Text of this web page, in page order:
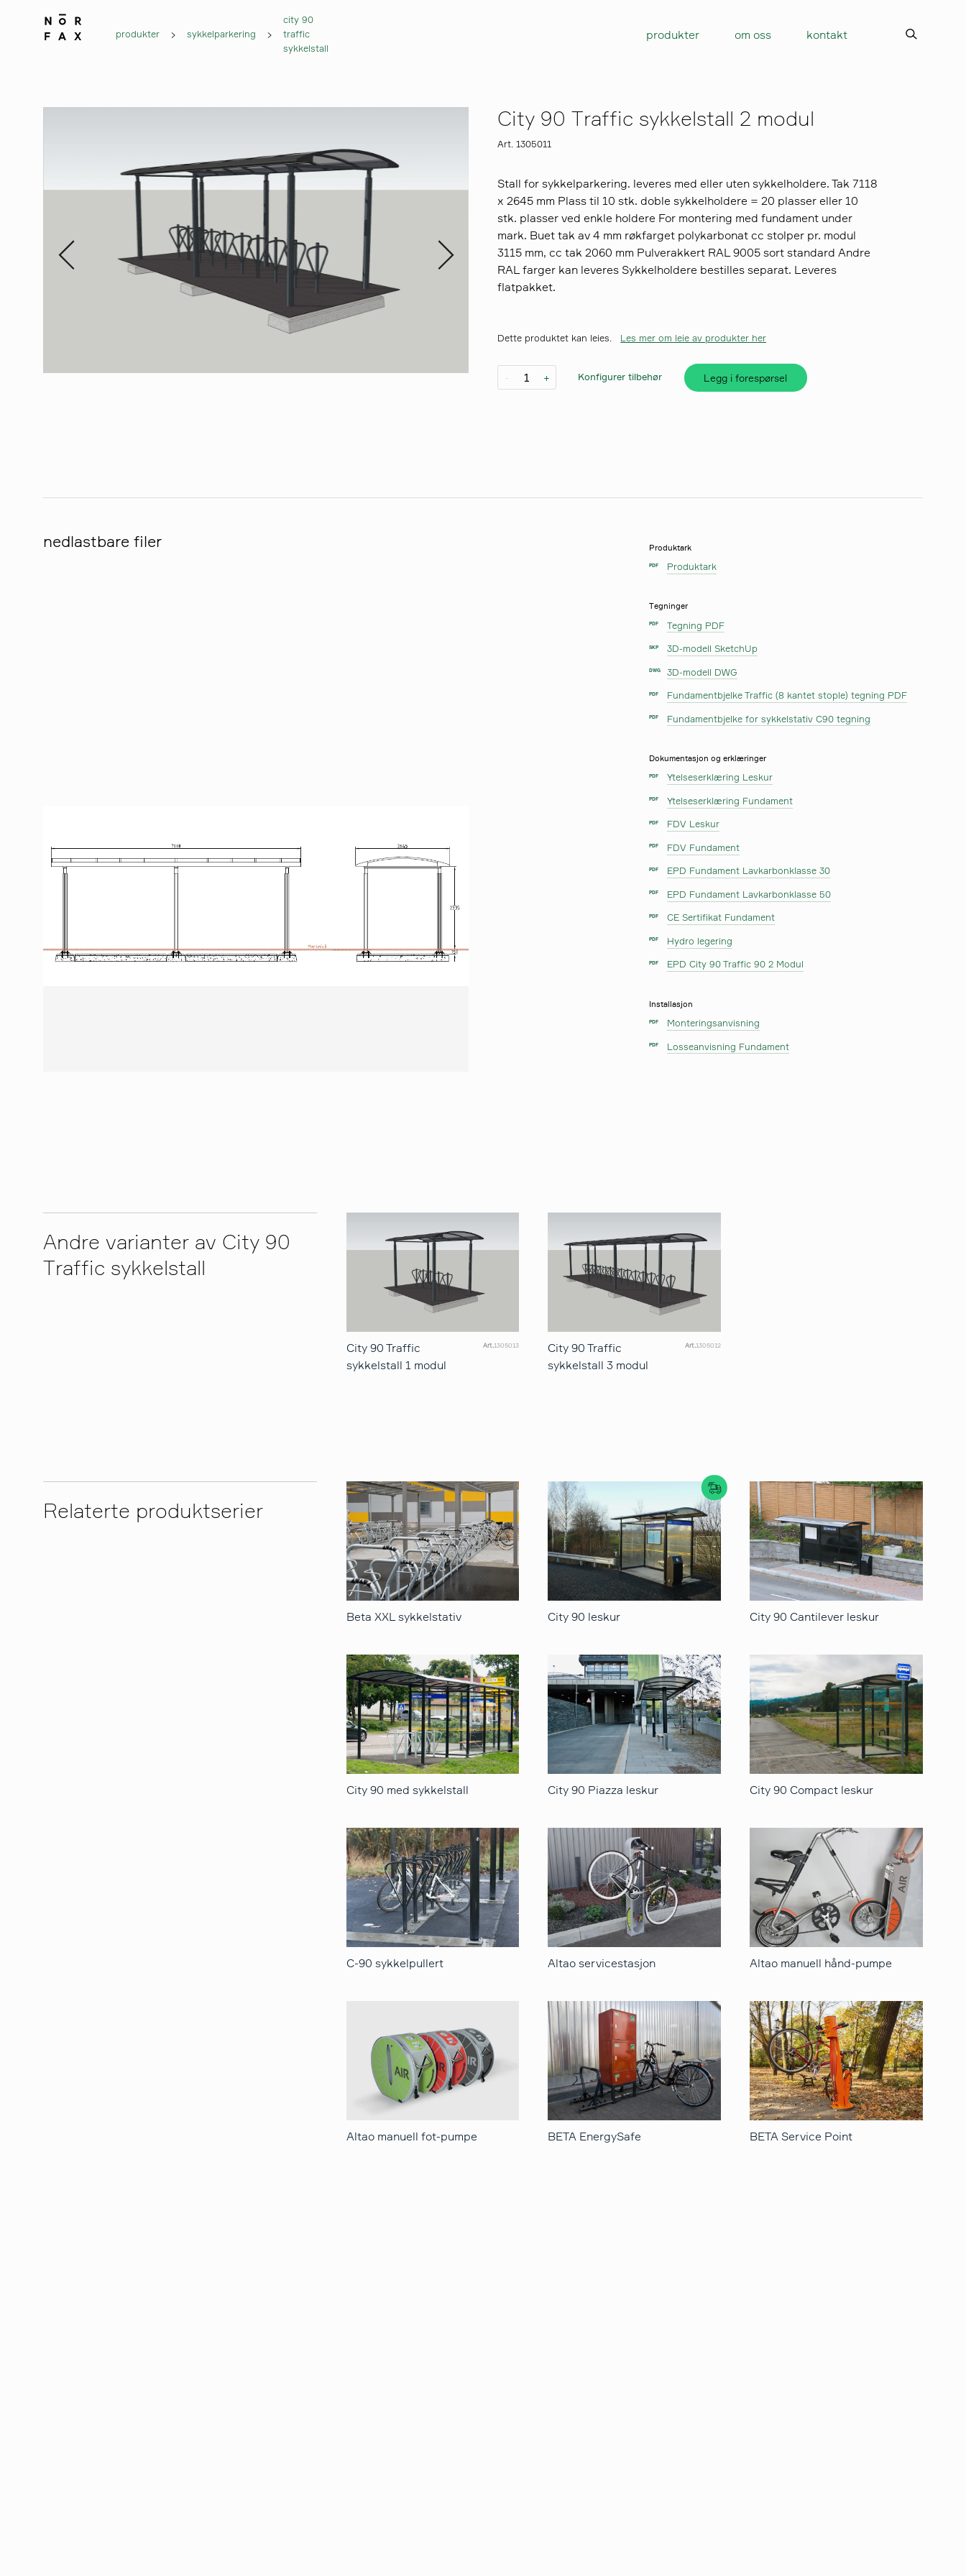
produkter sykkelparkering
city 90
traffic
sykkelstall
produkter om oss kontakt
City 90 Traffic sykkelstall 2 modul
Art. 1305011
Stall for sykkelparkering. leveres med eller uten sykkelholdere. Tak 7118
x 2645 mm Plass til 10 stk. doble sykkelholdere = 20 plasser eller 10
stk. plasser ved enkle holdere For montering med fundament under
mark. Buet tak av 4 mm røkfarget polykarbonat cc stolper pr. modul
3115 mm, cc tak 2060 mm Pulverakkert RAL 9005 sort standard Andre
RAL farger kan leveres Sykkelholdere bestilles separat. Leveres
flatpakket.
Dette produktet kan leies. Les mer om leie av produkter her
- + Konfigurer tilbehør Legg i forespørsel
nedlastbare filer Produktark
PDF Produktark
Tegninger
PDF Tegning PDF
SKP 3D-modell SketchUp
DWG 3D-modell DWG
PDF Fundamentbjelke Traffic (8 kantet stople) tegning PDF
PDF Fundamentbjelke for sykkelstativ C90 tegning
Dokumentasjon og erklæringer
PDF Ytelseserklæring Leskur
PDF Ytelseserklæring Fundament
PDF FDV Leskur
PDF FDV Fundament
PDF EPD Fundament Lavkarbonklasse 30
PDF EPD Fundament Lavkarbonklasse 50
PDF CE Sertifikat Fundament
PDF Hydro legering
PDF EPD City 90 Traffic 90 2 Modul
Installasjon
PDF Monteringsanvisning
PDF Losseanvisning Fundament
Andre varianter av City 90
Traffic sykkelstall
City 90 Traffic
sykkelstall 1 modul
Art.1305013
City 90 Traffic
sykkelstall 3 modul
Art.1305012
Relaterte produktserier
Beta XXL sykkelstativ City 90 leskur City 90 Cantilever leskur
City 90 med sykkelstall City 90 Piazza leskur City 90 Compact leskur
C-90 sykkelpullert Altao servicestasjon Altao manuell hånd-pumpe
Altao manuell fot-pumpe BETA EnergySafe BETA Service Point